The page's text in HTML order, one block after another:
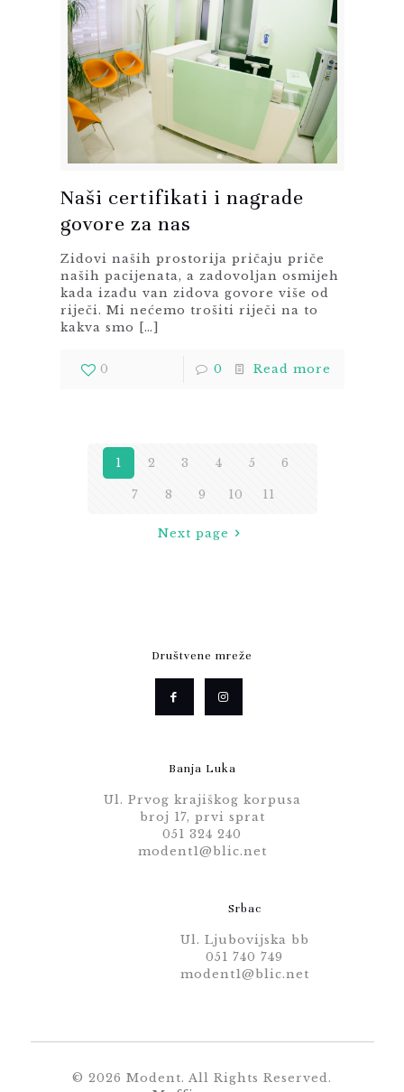
Naši certifikati i nagrade
govore za nas
Zidovi naših prostorija pričaju priče
naših pacijenata, a zadovoljan osmijeh
kada izađu van zidova govore više od
riječi. Mi nećemo trošiti riječi na to
kakva smo […]
0 0 Read more
1 2 3 4 5 6
7 8 9 10 11
Next page
Društvene mreže
Banja Luka
Ul. Prvog krajiškog korpusa
broj 17, prvi sprat
051 324 240
modent1@blic.net
Srbac
Ul. Ljubovijska bb
051 740 749
modent1@blic.net
© 2026 Modent. All Rights Reserved.